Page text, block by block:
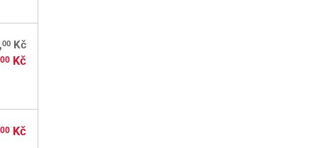
00 Kč
00 Kč
00 Kč